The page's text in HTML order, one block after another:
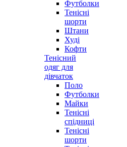
Футболки
Тенісні
шорти
Штани
Худі
Кофти
Тенісний
одяг для
дівчаток
Поло
Футболки
Майки
Тенісні
спідниці
Тенісні
шорти